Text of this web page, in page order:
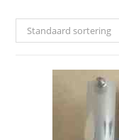
Standaard sortering